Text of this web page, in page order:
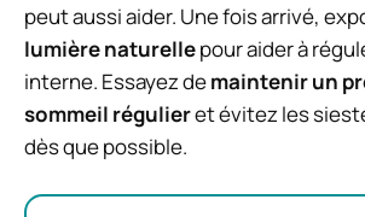
peut aussi aider. Une fois arrivé,
lumière naturellepour aider à
interne. Essayez demaintenir un
sommeil régulieret évitez les
dès que possible.